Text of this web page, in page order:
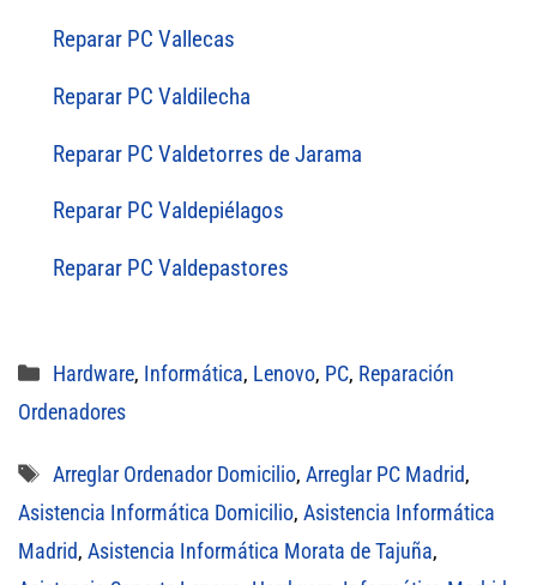
Reparar PC Vallecas
Reparar PC Valdilecha
Reparar PC Valdetorres de Jarama
Reparar PC Valdepiélagos
Reparar PC Valdepastores
Categorías
Hardware, Informática, Lenovo, PC, Reparación
Ordenadores
Etiquetas
Arreglar Ordenador Domicilio, Arreglar PC Madrid,
Asistencia Informática Domicilio, Asistencia Informática
Madrid, Asistencia Informática Morata de Tajuña,